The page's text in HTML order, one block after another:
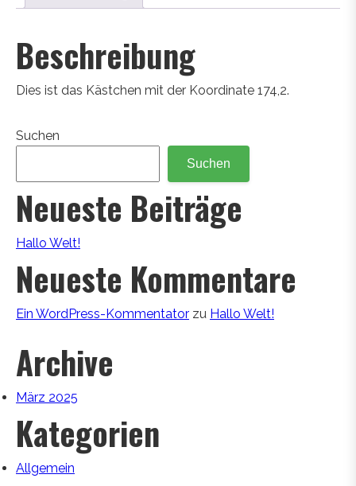
Beschreibung
Dies ist das Kästchen mit der Koordinate 174,2.
Suchen
Suchen
Neueste Beiträge
Hallo Welt!
Neueste Kommentare
Ein WordPress-Kommentator zu Hallo Welt!
Archive
März 2025
Kategorien
Allgemein